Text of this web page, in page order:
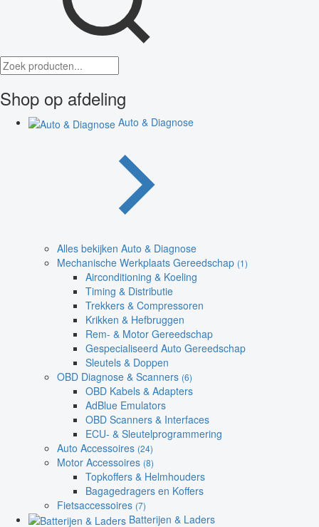
Shop op afdeling
Auto & Diagnose
Alles bekijken Auto & Diagnose
Mechanische Werkplaats Gereedschap (1)
Airconditioning & Koeling
Timing & Distributie
Trekkers & Compressoren
Krikken & Hefbruggen
Rem- & Motor Gereedschap
Gespecialiseerd Auto Gereedschap
Sleutels & Doppen
OBD Diagnose & Scanners (6)
OBD Kabels & Adapters
AdBlue Emulators
OBD Scanners & Interfaces
ECU- & Sleutelprogrammering
Auto Accessoires (24)
Motor Accessoires (8)
Topkoffers & Helmhouders
Bagagedragers en Koffers
Fietsaccessoires (7)
Batterijen & Laders